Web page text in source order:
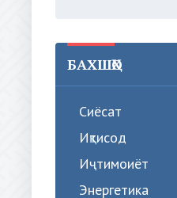
БАХШҲО
Сиёсат
Иқтисод
Иҷтимоиёт
Энергетика